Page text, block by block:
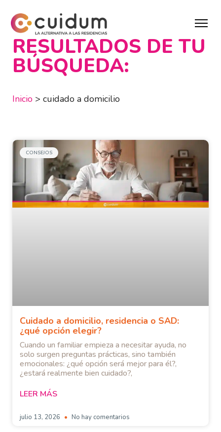
RESULTADOS DE TU
BÚSQUEDA:
Inicio > cuidado a domicilio
CONSEJOS
Cuidado a domicilio, residencia o SAD:
¿qué opción elegir?
Cuando un familiar empieza a necesitar ayuda, no
solo surgen preguntas prácticas, sino también
emocionales: ¿qué opción será mejor para él?,
¿estará realmente bien cuidado?,
LEER MÁS
julio 13, 2026 No hay comentarios